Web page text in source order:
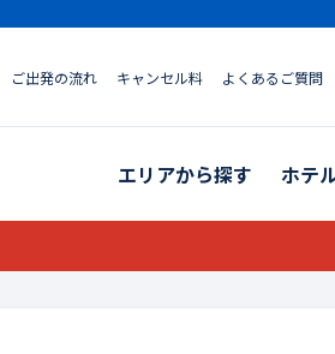
ご出発の流れ キャンセル料 よくあるご質問
エリアから探す ホテ